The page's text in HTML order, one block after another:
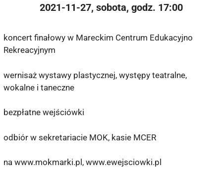
2021-11-27 sobota 17:00
koncert finałowy w Mareckim Centrum Edukacyjno
Rekreacyjnym
wernisaż wystawy plastycznej, występy teatralne,
wokalne i taneczne
bezpłatne wejściówki
odbiór w sekretariacie MOK, kasie MCER
na www.mokmarki.pl, www.ewejsciowki.pl